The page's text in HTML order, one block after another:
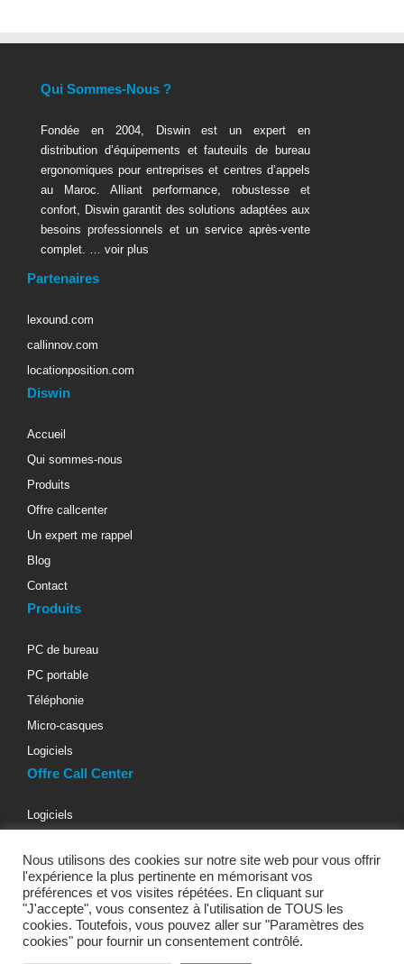
Qui Sommes-Nous ?
Fondée en 2004, Diswin est un expert en
distribution d’équipements et fauteuils de bureau
ergonomiques pour entreprises et centres d’appels
au Maroc. Alliant performance, robustesse et
confort, Diswin garantit des solutions adaptées aux
besoins professionnels et un service après-vente
complet. … voir plus
Partenaires
lexound.com
callinnov.com
locationposition.com
Diswin
Accueil
Qui sommes-nous
Produits
Offre callcenter
Un expert me rappel
Blog
Contact
Produits
PC de bureau
PC portable
Téléphonie
Micro-casques
Logiciels
Offre Call Center
Logiciels
Materiels informatiques
Micro-casques téléphoniques
Bureaux & Fauteuils
Nous utilisons des cookies sur notre site web pour vous offrir
l'expérience la plus pertinente en mémorisant vos
préférences et vos visites répétées. En cliquant sur
"J'accepte", vous consentez à l'utilisation de TOUS les
cookies. Toutefois, vous pouvez aller sur "Paramètres des
cookies" pour fournir un consentement contrôlé.